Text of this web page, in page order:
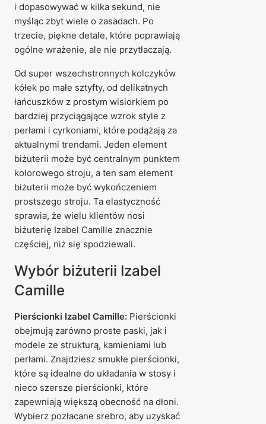
i dopasowywać w kilka sekund, nie
myśląc zbyt wiele o zasadach. Po
trzecie, piękne detale, które poprawiają
ogólne wrażenie, ale nie przytłaczają.
Od super wszechstronnych kolczyków
kółek po małe sztyfty, od delikatnych
łańcuszków z prostym wisiorkiem po
bardziej przyciągające wzrok style z
perłami i cyrkoniami, które podążają za
aktualnymi trendami. Jeden element
biżuterii może być centralnym punktem
kolorowego stroju, a ten sam element
biżuterii może być wykończeniem
prostszego stroju. Ta elastyczność
sprawia, że wielu klientów nosi
biżuterię Izabel Camille znacznie
częściej, niż się spodziewali.
Wybór biżuterii Izabel
Camille
Pierścionki Izabel Camille: Pierścionki
obejmują zarówno proste paski, jak i
modele ze strukturą, kamieniami lub
perłami. Znajdziesz smukłe pierścionki,
które są idealne do układania w stosy i
nieco szersze pierścionki, które
zapewniają większą obecność na dłoni.
Wybierz pozłacane srebro, aby uzyskać